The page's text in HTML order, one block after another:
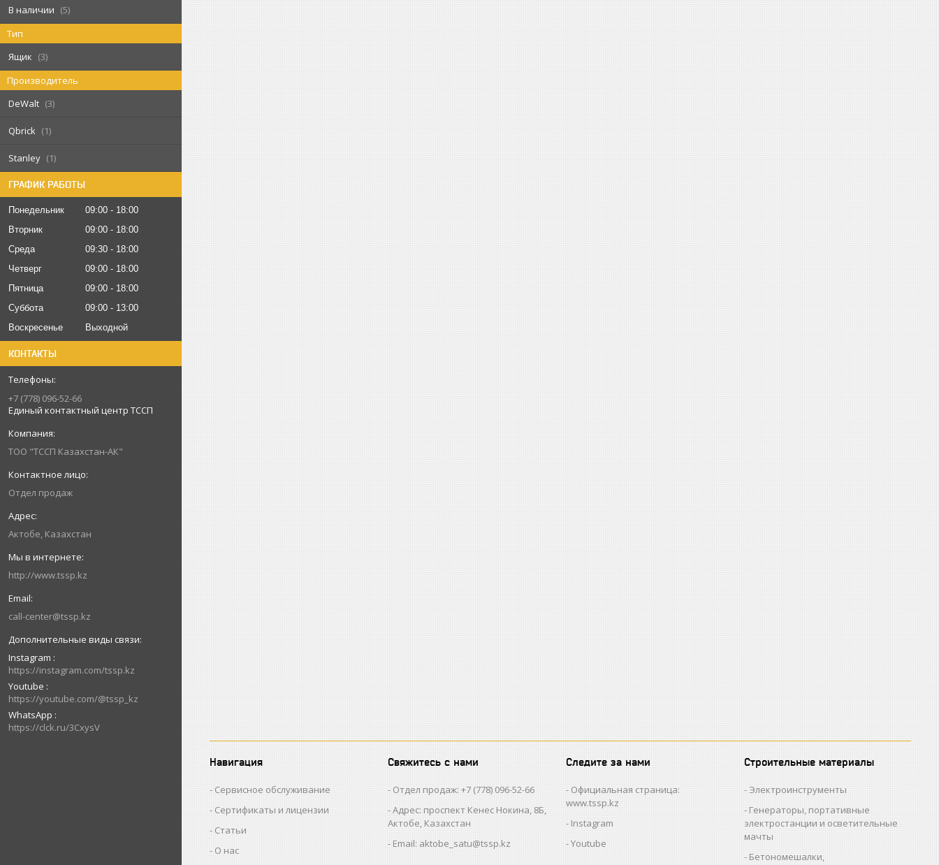
В наличии
5
Тип
Ящик
3
Производитель
DeWalt
3
Qbrick 1
Stanley 1
ГРАФИК РАБОТЫ
Понедельник 09:00
18:00
Вторник
09:00
18:00
Среда
09:30
18:00
Четверг
09:00
18:00
Пятница
09:00
18:00
Суббота
09:00
13:00
Воскресенье
Выходной
КОНТАКТЫ
+7 (778) 096-52-66
Единый контактный центр ТССП
ТОО "ТССП Казахстан-АК"
Отдел продаж
Актобе, Казахстан
http://www.tssp.kz
call-center@tssp.kz
Instagram
https://instagram.com/tssp.kz
Youtube
https://youtube.com/@tssp_kz
WhatsApp
https://clck.ru/3CxysV
Навигация
Сервисное обслуживание
Сертификаты и лицензии
Статьи
О нас
Свяжитесь с нами
Отдел продаж: +7 (778) 096-52-66
Адрес: проспект Кенес Нокина, 8Б,
Актобе, Казахстан
Email: aktobe_satu@tssp.kz
Следите за нами
Официальная страница:
www.tssp.kz
Instagram
Youtube
Строительные материалы
Электроинструменты
Генераторы, портативные
электростанции и осветительные
мачты
Бетономешалки,